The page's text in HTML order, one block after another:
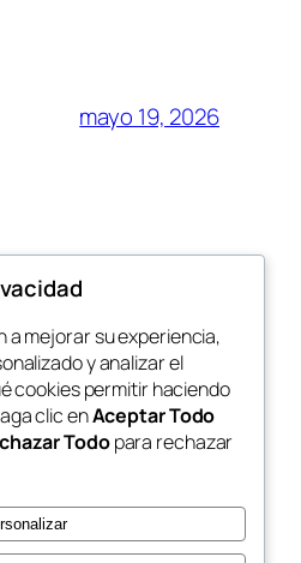
mayo 19, 2026
Jalcep SAC
a mejorar su experiencia,
y analizar el
cookies permitir haciendo
clic enAceptar Todo
Todopara rechazar